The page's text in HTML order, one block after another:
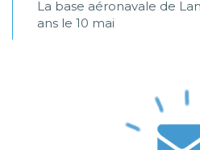
La base aéronavale de
ans le 10 mai